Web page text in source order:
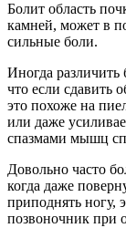
Болит область
камней, может в
сильные боли.
Иногда
что если сдавить
это похоже на
или даже
спазмами мышц
Довольно часто
когда даже
приподнять ногу,
позвоночник при